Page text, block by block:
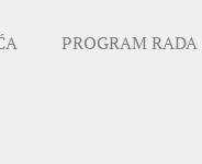
PROGRAM RADA